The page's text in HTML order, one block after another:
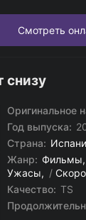
Смотреть
снизу
Оригинальное
Год выпуска:
Страна:
Жанр: Фильмы
Ужасы
/
Качество: TS